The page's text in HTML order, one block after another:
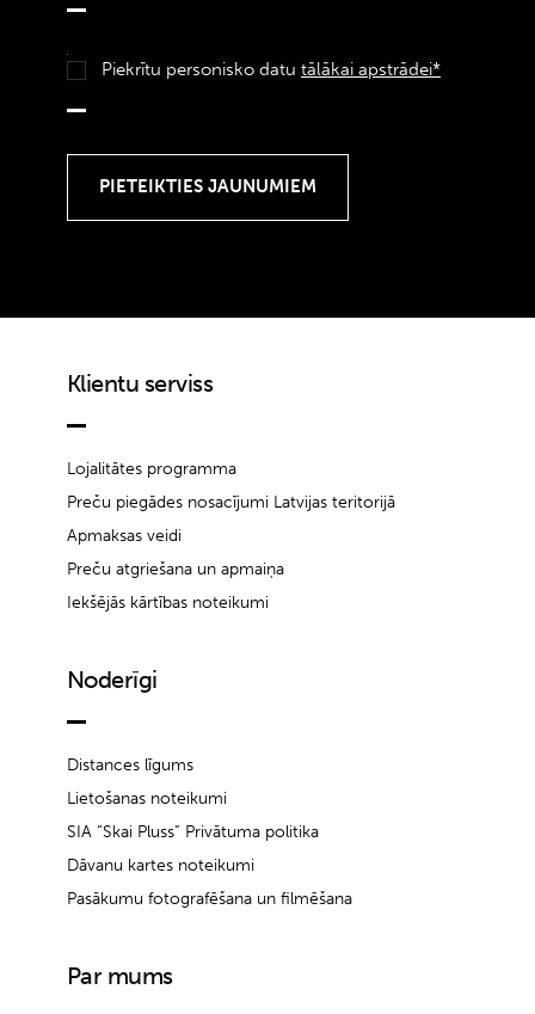
Piekrītu personisko datu tālākai apstrādei*
Klientu serviss
Lojalitātes programma
Preču piegādes nosacījumi Latvijas teritorijā
Apmaksas veidi
Preču atgriešana un apmaiņa
Iekšējās kārtības noteikumi
Noderīgi
Distances līgums
Lietošanas noteikumi
SIA “Skai Pluss” Privātuma politika
Dāvanu kartes noteikumi
Pasākumu fotografēšana un filmēšana
Par mums